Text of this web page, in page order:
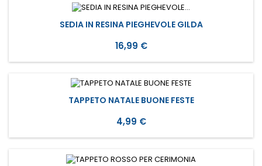
SEDIA IN RESINA PIEGHEVOLE GILDA
Prezzo
16,99 €
TAPPETO NATALE BUONE FESTE
Prezzo
4,99 €